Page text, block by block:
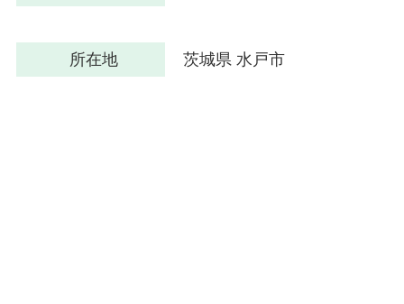
所在地 茨城県 水戸市